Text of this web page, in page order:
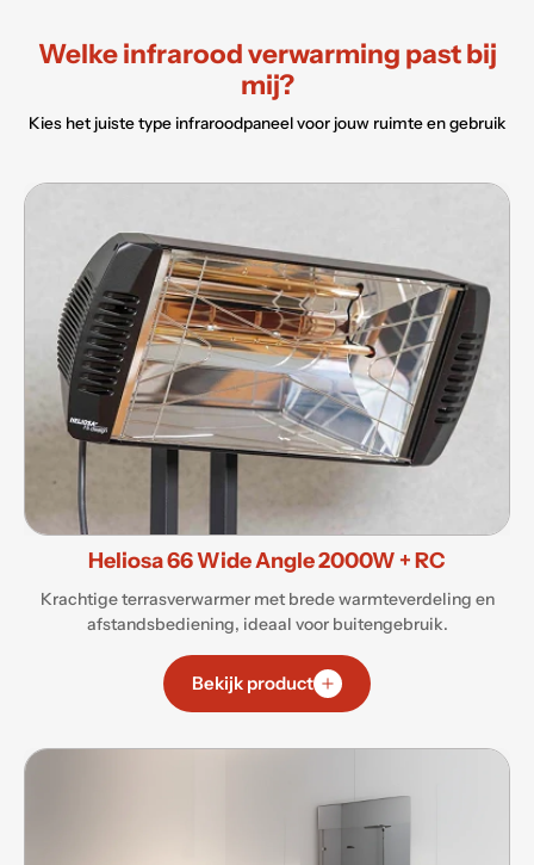
Welke infrarood verwarming past bij
mij?
Kies het juiste type infraroodpaneel voor jouw ruimte en gebruik
Heliosa 66 Wide Angle 2000W + RC
Krachtige terrasverwarmer met brede warmteverdeling en
afstandsbediening, ideaal voor buitengebruik.
Bekijk product